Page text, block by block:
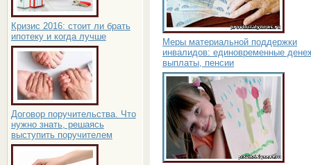
Кризис 2016: стоит ли брать
ипотеку и когда лучше
Договор поручительства. Что
нужно знать, решаясь
выступить поручителем
Меры материальной поддержки
инвалидов: единовременные
выплаты, пенсии